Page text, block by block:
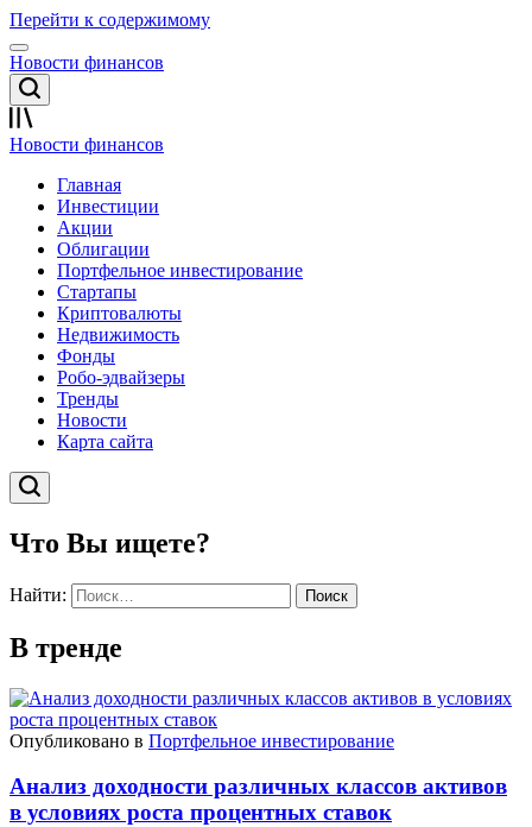
Перейти к содержимому
Новости финансов
Новости финансов
Главная
Инвестиции
Акции
Облигации
Портфельное инвестирование
Стартапы
Криптовалюты
Недвижимость
Фонды
Робо-эдвайзеры
Тренды
Новости
Карта сайта
Что Вы ищете?
Найти:
В тренде
Опубликовано в Портфельное инвестирование
Анализ доходности различных классов активов
в условиях роста процентных ставок